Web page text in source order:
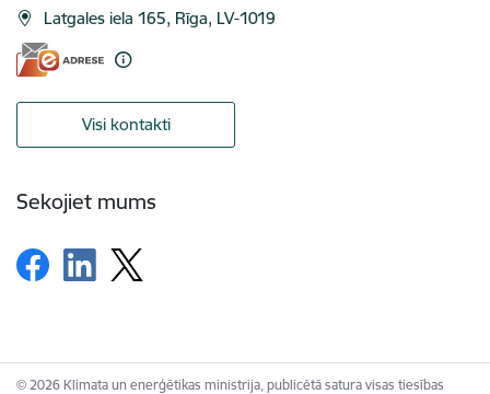
Latgales iela 165, Rīga, LV-1019
Visi kontakti
Sekojiet mums
© 2026 Klimata un enerģētikas ministrija, publicētā satura visas tiesības